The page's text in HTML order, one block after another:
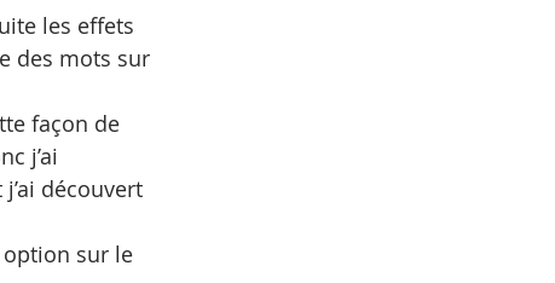
les effets
des mots sur
façon de
j’ai
découvert
option sur le